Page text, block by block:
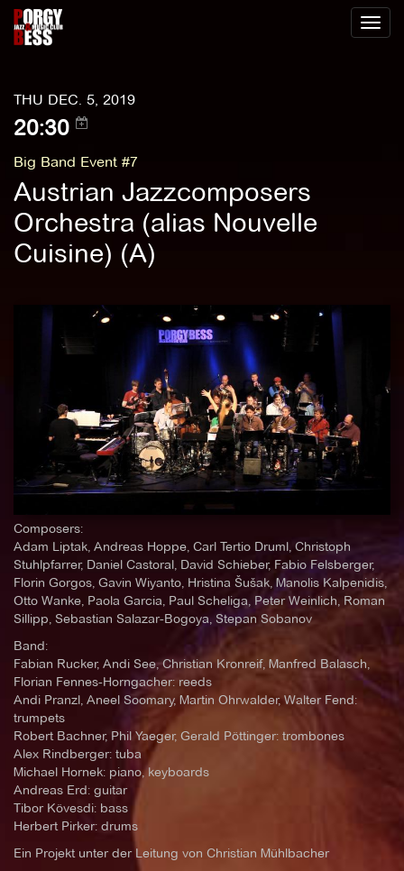
Toggle
THU DEC. 5, 2019
20:30
Big Band Event #7
Austrian Jazzcomposers
Orchestra (alias Nouvelle
Cuisine) (A)
Composers:
Adam Liptak, Andreas Hoppe, Carl Tertio Druml, Christoph
Stuhlpfarrer, Daniel Castoral, David Schieber, Fabio Felsberger,
Florin Gorgos, Gavin Wiyanto, Hristina Šušak, Manolis Kalpenidis,
Otto Wanke, Paola Garcia, Paul Scheliga, Peter Weinlich, Roman
Sillipp, Sebastian Salazar-Bogoya, Stepan Sobanov
Band:
Fabian Rucker, Andi See, Christian Kronreif, Manfred Balasch,
Florian Fennes-Horngacher: reeds
Andi Pranzl, Aneel Soomary, Martin Ohrwalder, Walter Fend:
trumpets
Robert Bachner, Phil Yaeger, Gerald Pöttinger: trombones
Alex Rindberger: tuba
Michael Hornek: piano, keyboards
Andreas Erd: guitar
Tibor Kövesdi: bass
Herbert Pirker: drums
Ein Projekt unter der Leitung von Christian Mühlbacher